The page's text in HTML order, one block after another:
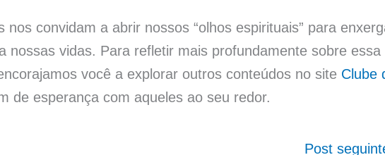
convidam a abrir nossos “olhos espirituais” para
nossas vidas. Para refletir mais profundamente sobre essa
você a explorar outros conteúdos no site Clube
de esperança com aqueles ao seu redor.
Post